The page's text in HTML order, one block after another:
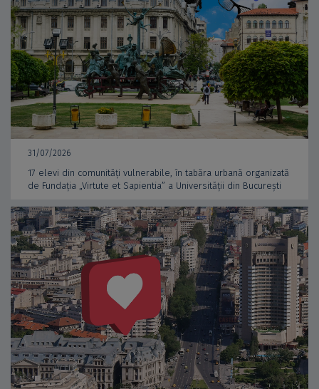
31/07/2026
17 elevi din comunități vulnerabile, în tabăra urbană organizată
de Fundația „Virtute et Sapientia” a Universității din București